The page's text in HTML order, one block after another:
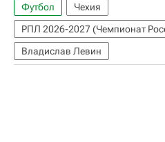
Футбол
Чехия
РПЛ 2026-2027 (Чемпионат
Владислав Левин